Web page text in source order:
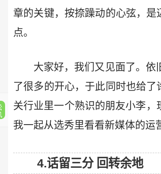
章的关键，按捺躁动的心弦，
点。
大家好，我们又见面了。依
了很多的开心，于此同时也给
关行业里一个熟识的朋友小李
我一起从选秀里看看新媒体的运
4.话留三分 回转余地